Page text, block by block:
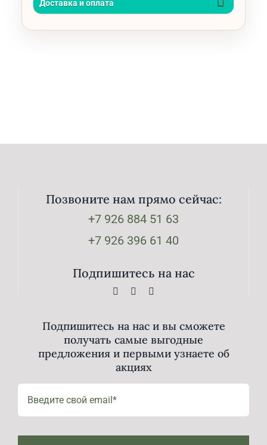
Доставка и оплата
Позвоните нам прямо сейчас:
+7 926 884 51 63
+7 926 396 61 40
Подпишитесь на нас
Подпишитесь на нас и вы сможете
получать самые выгодные
предложения и первыми узнаете об
акциях